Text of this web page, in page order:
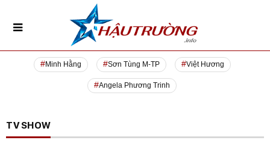
Minh Hằng Sơn Tùng M-TP Việt Hương
Angela Phương Trinh
TV SHOW